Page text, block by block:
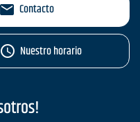
Contacto
Nuestro horario